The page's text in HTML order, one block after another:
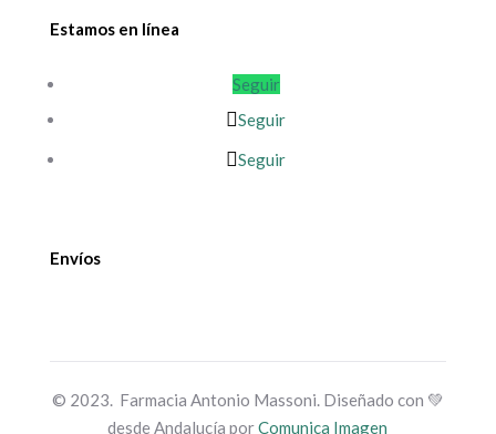
Estamos en línea
Seguir
Seguir
Seguir
Envíos
© 2023. Farmacia Antonio Massoni. Diseñado con 💚
desde Andalucía porComunica Imagen